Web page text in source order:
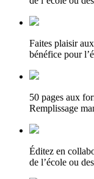
Faites plaisir
bénéfice pour
50 pages aux
Remplissage
Éditez en
de l’école ou